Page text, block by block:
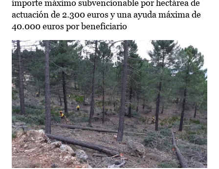
importe máximo subvencionable por hectárea de
actuación de 2.300 euros y una ayuda máxima de
40.000 euros por beneficiario